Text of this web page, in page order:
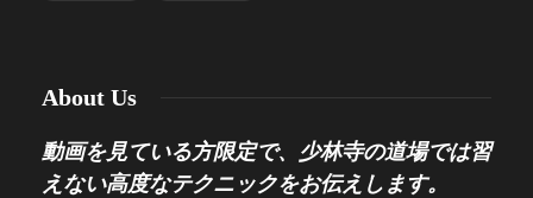
About Us
動画を見ている方限定で、少林寺の道場では習
えない高度なテクニックをお伝えします。